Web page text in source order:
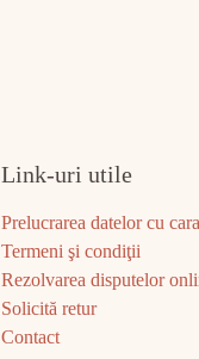
Link-uri utile
Prelucrarea datelor cu
Termeni şi condiţii
Rezolvarea disputelor
Solicită retur
Contact